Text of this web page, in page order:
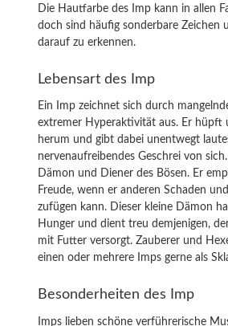
Die Hautfarbe des Imp kann in allen
doch sind häufig sonderbare Zeichen
darauf zu erkennen.
Lebensart des Imp
Ein Imp zeichnet sich durch
extremer Hyperaktivität aus. Er hüpft
herum und gibt dabei unentwegt
nervenaufreibendes Geschrei von
Dämon und Diener des Bösen. Er
Freude, wenn er anderen Schaden
zufügen kann. Dieser kleine Dämon
Hunger und dient treu demjenigen,
mit Futter versorgt. Zauberer und
einen oder mehrere Imps gerne als
Besonderheiten des Imp
Imps lieben schöne verführerische